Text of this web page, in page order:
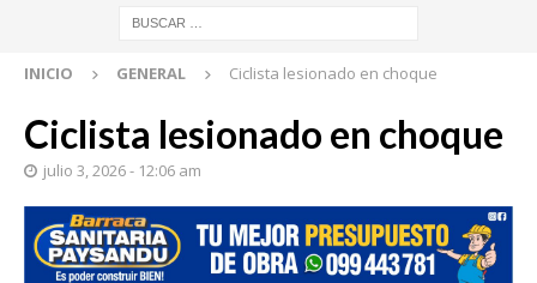
INICIO GENERAL Ciclista lesionado en choque
Ciclista lesionado en choque
julio 3, 2026 - 12:06 am